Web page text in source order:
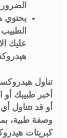
يحتوي
عليك
تناول
أخبر طبيبك أو
أو قد تتناول
وصفة طبية،
كبريتات